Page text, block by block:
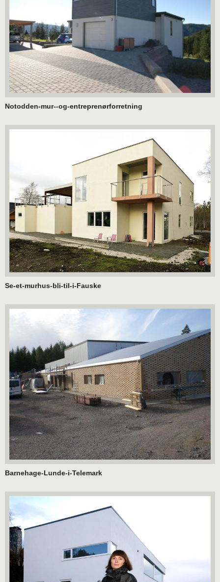
Notodden-mur--og-entreprenørforretning
Se-et-murhus-bli-til-i-Fauske
Barnehage-Lunde-i-Telemark